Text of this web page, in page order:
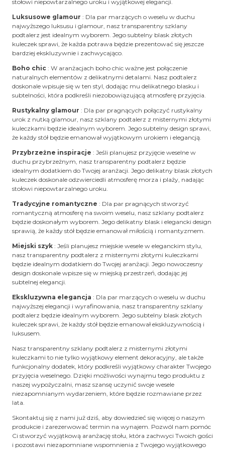
stołowi niepowtarzalnego uroku i wyjątkowej elegancji.
Luksusowe glamour : Dla par marzących o weselu w duchu
najwyższego luksusu i glamour, nasz transparentny szklany
podtalerz jest idealnym wyborem. Jego subtelny blask złotych
kuleczek sprawi, że każda potrawa będzie prezentować się jeszcze
bardziej ekskluzywnie i zachwycająco.
Boho chic : W aranżacjach boho chic ważne jest połączenie
naturalnych elementów z delikatnymi detalami. Nasz podtalerz
doskonale wpisuje się w ten styl, dodając mu delikatnego blasku i
subtelności, która podkreśli niezobowiązującą atmosferę przyjęcia.
Rustykalny glamour : Dla par pragnących połączyć rustykalny
urok z nutką glamour, nasz szklany podtalerz z misternymi złotymi
kuleczkami będzie idealnym wyborem. Jego subtelny design sprawi,
że każdy stół będzie emanował wyjątkowym urokiem i elegancją.
Przybrzeżne inspiracje : Jeśli planujesz przyjęcie weselne w
duchu przybrzeżnym, nasz transparentny podtalerz będzie
idealnym dodatkiem do Twojej aranżacji. Jego delikatny blask złotych
kuleczek doskonale odzwierciedli atmosferę morza i plaży, nadając
stołowi niepowtarzalnego uroku.
Tradycyjne romantyczne : Dla par pragnących stworzyć
romantyczną atmosferę na swoim weselu, nasz szklany podtalerz
będzie doskonałym wyborem. Jego delikatny blask i elegancki design
sprawią, że każdy stół będzie emanował miłością i romantyzmem.
Miejski szyk : Jeśli planujesz miejskie wesele w eleganckim stylu,
nasz transparentny podtalerz z misternymi złotymi kuleczkami
będzie idealnym dodatkiem do Twojej aranżacji. Jego nowoczesny
design doskonale wpisze się w miejską przestrzeń, dodając jej
subtelnej elegancji.
Ekskluzywna elegancja : Dla par marzących o weselu w duchu
najwyższej elegancji i wyrafinowania, nasz transparentny szklany
podtalerz będzie idealnym wyborem. Jego subtelny blask złotych
kuleczek sprawi, że każdy stół będzie emanował ekskluzywnością i
luksusem.
Nasz transparentny szklany podtalerz z misternymi złotymi
kuleczkami to nie tylko wyjątkowy element dekoracyjny, ale także
funkcjonalny dodatek, który podkreśli wyjątkowy charakter Twojego
przyjęcia weselnego. Dzięki możliwości wynajmu tego produktu z
naszej wypożyczalni, masz szansę uczynić swoje wesele
niezapomnianym wydarzeniem, które będzie rozmawiane przez
lata.
Skontaktuj się z nami już dziś, aby dowiedzieć się więcej o naszym
produkcie i zarezerwować termin na wynajem. Pozwól nam pomóc
Ci stworzyć wyjątkową aranżację stołu, która zachwyci Twoich gości
i pozostawi niezapomniane wspomnienia z Twojego wyjątkowego